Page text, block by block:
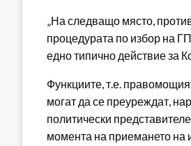
„На следващо място,
процедурата по избор на
едно типично действие за
Функциите, т.е.
могат да се преуреждат,
политически
момента на приемането на